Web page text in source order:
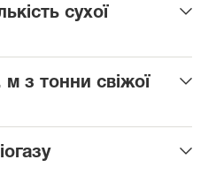
сухої
м з тонни свіжої